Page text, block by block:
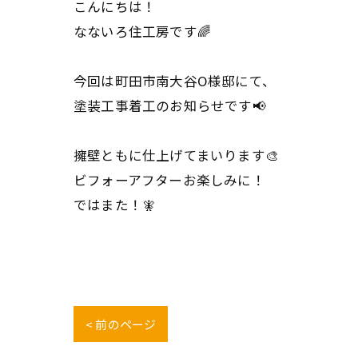
こんにちは！
なないろ住工房です🌈
今回は町田市南大谷O様邸にて、
塗装工事着工のお知らせです📢
擁壁ともに仕上げてまいります🎨
ビフォーアフターお楽しみに！
ではまた！🧚
< 前のページ